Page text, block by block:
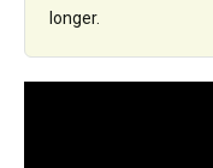
longer.